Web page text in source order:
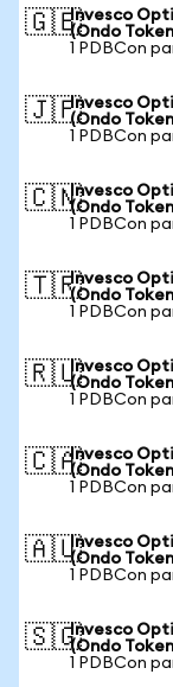
🇬🇧Invesco
(Ondo
1 PDBCon
🇯🇵Invesco
(Ondo
1 PDBCon
🇨🇳Invesco
(Ondo
1 PDBCon
🇹🇷Invesco
(Ondo
1 PDBCon
🇷🇺Invesco
(Ondo
1 PDBCon
🇨🇦Invesco
(Ondo
1 PDBCon
🇦🇺Invesco
(Ondo
1 PDBCon
🇸🇬Invesco
(Ondo
1 PDBCon